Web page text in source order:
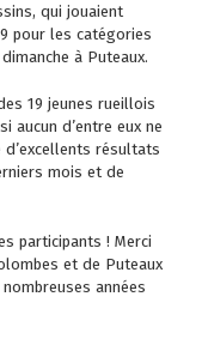
qui jouaient
pour les catégories
à Puteaux.
19 jeunes rueillois
aucun d’entre eux ne
résultats
mois et de
participants ! Merci
et de Puteaux
années